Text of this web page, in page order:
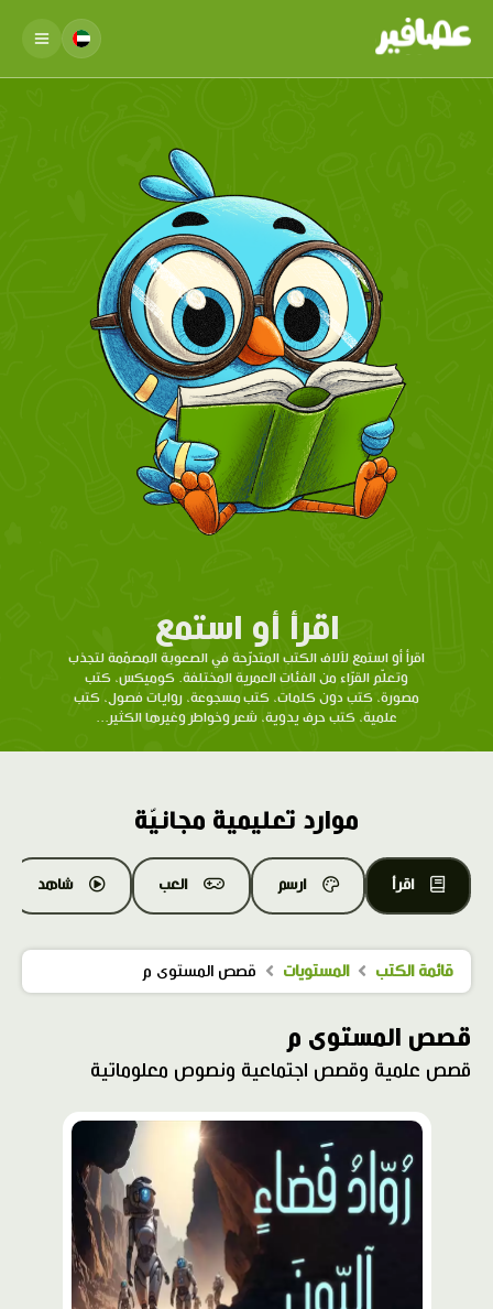
اقرأ أو استمع
اقرأ أو استمع لآلاف الكتب المتدرّحة في الصعوبة المصمّمة لتجذب
وتعلّم القرّاء من الفئات العمرية المختلفة. كوميكس، كتب
مصورة، كتب دون كلمات، كتب مسجوعة، روايات فصول، كتب
علمية، كتب حرف يدوية، شعر وخواطر وغيرها الكثير...
موارد تعليمية مجانيّة
اقرأ ارسم العب شاهد
قائمة الكتب المستويات قصص المستوى م
قصص المستوى م
قصص علمية وقصص اجتماعية ونصوص معلوماتية
محتوى